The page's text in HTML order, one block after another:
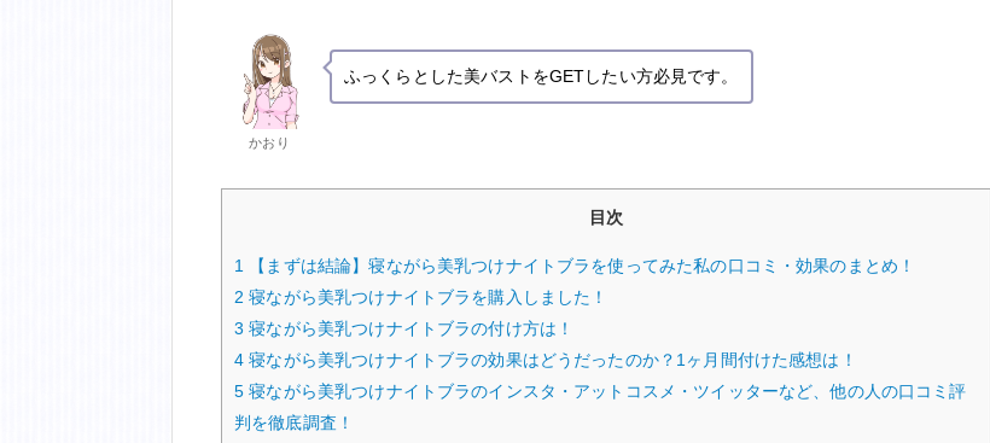
かおり
ふっくらとした美バストをGETしたい方必見です。
目次
1 【まずは結論】寝ながら美乳つけナイトブラを使ってみた私の口コミ・効果のまとめ！
2 寝ながら美乳つけナイトブラを購入しました！
3 寝ながら美乳つけナイトブラの付け方は！
4 寝ながら美乳つけナイトブラの効果はどうだったのか？1ヶ月間付けた感想は！
5 寝ながら美乳つけナイトブラのインスタ・アットコスメ・ツイッターなど、他の人の口コミ評
判を徹底調査！